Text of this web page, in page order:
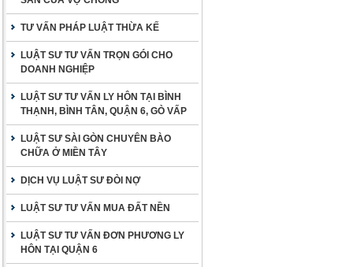
TƯ VẤN PHÁP LUẬT THỪA KẾ
LUẬT SƯ TƯ VẤN TRỌN GÓI CHO
DOANH NGHIỆP
LUẬT SƯ TƯ VẤN LY HÔN TẠI BÌNH
THẠNH, BÌNH TÂN, QUẬN 6, GÒ VẤP
LUẬT SƯ SÀI GÒN CHUYÊN BÀO
CHỮA Ở MIỀN TÂY
DỊCH VỤ LUẬT SƯ ĐÒI NỢ
LUẬT SƯ TƯ VẤN MUA ĐẤT NỀN
LUẬT SƯ TƯ VẤN ĐƠN PHƯƠNG LY
HÔN TẠI QUẬN 6